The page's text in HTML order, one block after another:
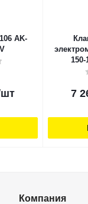
AK-
150-
7
Компания